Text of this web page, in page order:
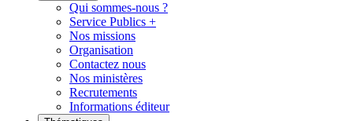
Qui sommes-nous ?
Service Publics +
Nos missions
Organisation
Contactez nous
Nos ministères
Recrutements
Informations éditeur